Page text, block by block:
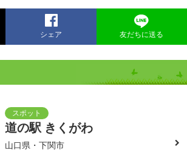
シェア 友だちに送る
道の駅 きくがわ
山口県・下関市